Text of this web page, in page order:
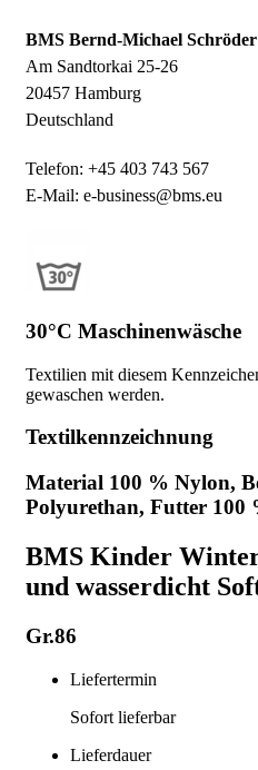
BMS Bernd-Michael
Am Sandtorkai 25-26
20457 Hamburg
Deutschland
Telefon: +45 403 743 567
E-Mail: e-business@bms.eu
30°C Maschinenwäsche
Textilien mit diesem
gewaschen werden.
Textilkennzeichnung
Material 100 % Nylon,
Polyurethan, Futter 100
BMS Kinder
und wasserdicht
Gr.86
Liefertermin
Sofort lieferbar
Lieferdauer